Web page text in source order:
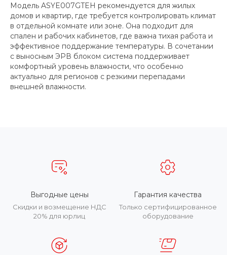
Модель ASYE007GTEH рекомендуется для жилых
домов и квартир, где требуется контролировать климат
в отдельной комнате или зоне. Она подходит для
спален и рабочих кабинетов, где важна тихая работа и
эффективное поддержание температуры. В сочетании
с выносным ЭРВ блоком система поддерживает
комфортный уровень влажности, что особенно
актуально для регионов с резкими перепадами
внешней влажности.
Выгодные цены
Скидки и возмещение НДС
20% для юрлиц
Гарантия качества
Только сертифицированное
оборудование